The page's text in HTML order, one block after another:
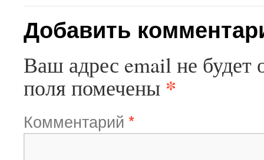
Добавить
Ваш адрес email не будет
поля помечены *
Комментарий *